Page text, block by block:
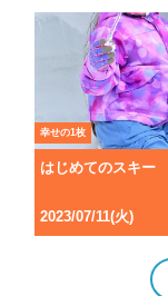
幸せの1枚
はじめてのスキー
2023/07/11(火)